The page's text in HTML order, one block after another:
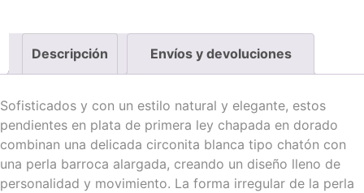
Descripción Envíos y devoluciones
Sofisticados y con un estilo natural y elegante, estos
pendientes en plata de primera ley chapada en dorado
combinan una delicada circonita blanca tipo chatón con
una perla barroca alargada, creando un diseño lleno de
personalidad y movimiento. La forma irregular de la perla